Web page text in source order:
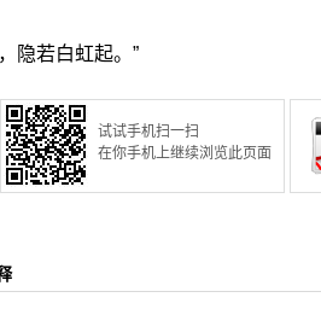
隐若白虹起。”
试试手机扫一扫
在你手机上继续浏览此页面